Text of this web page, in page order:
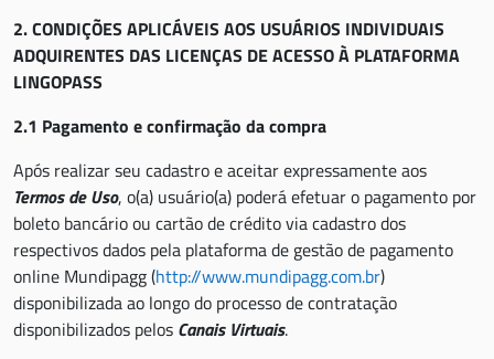
2. CONDIÇÕES APLICÁVEIS AOS USUÁRIOS INDIVIDUAIS
ADQUIRENTES DAS LICENÇAS DE ACESSO À PLATAFORMA
LINGOPASS
2.1 Pagamento e confirmação da compra
Após realizar seu cadastro e aceitar expressamente aos
Termos de Uso, o(a) usuário(a) poderá efetuar o pagamento por
boleto bancário ou cartão de crédito via cadastro dos
respectivos dados pela plataforma de gestão de pagamento
online Mundipagg (http://www.mundipagg.com.br)
disponibilizada ao longo do processo de contratação
disponibilizados pelos Canais Virtuais.